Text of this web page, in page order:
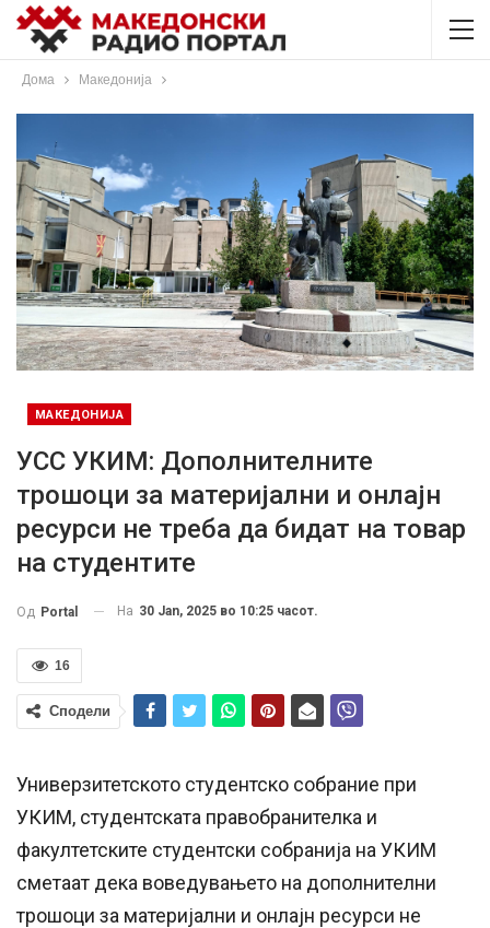
Дома Македонија
МАКЕДОНИЈА
УСС УКИМ: Дополнителните
трошоци за материјални и онлајн
ресурси не треба да бидат на товар
на студентите
Од Portal На 30 Jan, 2025 во 10:25 часот.
16
Сподели
Универзитетското студентско собрание при
УКИМ, студентската правобранителка и
факултетските студентски собранија на УКИМ
сметаат дека воведувањето на дополнителни
трошоци за материјални и онлајн ресурси не